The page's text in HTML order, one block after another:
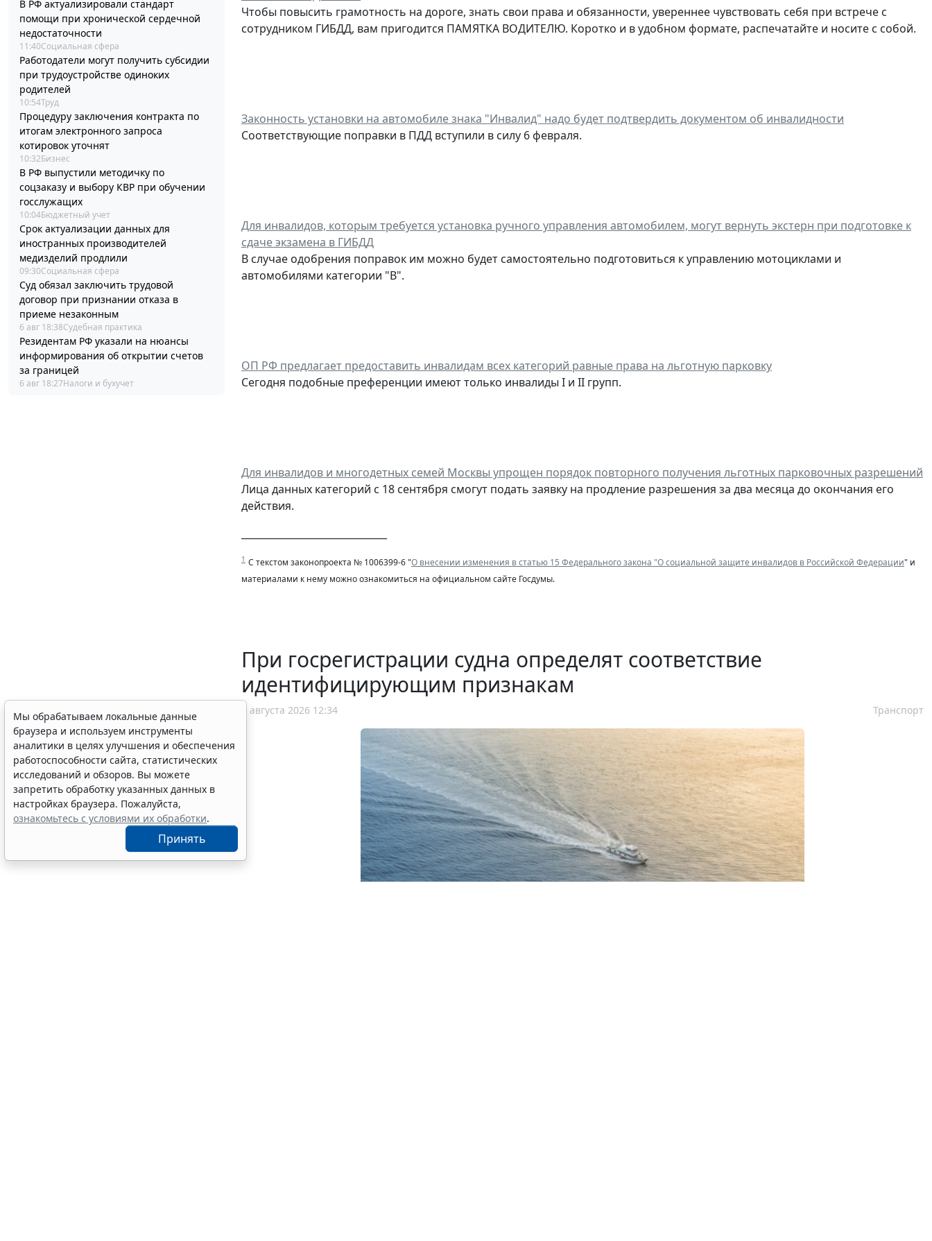
В РФ актуализировали стандарт
помощи при хронической сердечной
недостаточности
11:40Социальная сфера
Работодатели могут получить субсидии
при трудоустройстве одиноких
родителей
10:54Труд
Процедуру заключения контракта по
итогам электронного запроса
котировок уточнят
10:32Бизнес
В РФ выпустили методичку по
соцзаказу и выбору КВР при обучении
госслужащих
10:04Бюджетный учет
Срок актуализации данных для
иностранных производителей
медизделий продлили
09:30Социальная сфера
Суд обязал заключить трудовой
договор при признании отказа в
приеме незаконным
6 авг 18:38Судебная практика
Резидентам РФ указали на нюансы
информирования об открытии счетов
за границей
6 авг 18:27Налоги и бухучет
Чтобы повысить грамотность на дороге, знать свои права и обязанности, увереннее чувствовать себя при встрече с
сотрудником ГИБДД, вам пригодится ПАМЯТКА ВОДИТЕЛЮ. Коротко и в удобном формате, распечатайте и носите с собой.
Законность установки на автомобиле знака "Инвалид" надо будет подтвердить документом об инвалидности
Соответствующие поправки в ПДД вступили в силу 6 февраля.
Для инвалидов, которым требуется установка ручного управления автомобилем, могут вернуть экстерн при подготовке к
сдаче экзамена в ГИБДД
В случае одобрения поправок им можно будет самостоятельно подготовиться к управлению мотоциклами и
автомобилями категории "В".
ОП РФ предлагает предоставить инвалидам всех категорий равные права на льготную парковку
Сегодня подобные преференции имеют только инвалиды I и II групп.
Для инвалидов и многодетных семей Москвы упрощен порядок повторного получения льготных парковочных разрешений
Лица данных категорий с 18 сентября смогут подать заявку на продление разрешения за два месяца до окончания его
действия.
1 С текстом законопроекта № 1006399-6 "О внесении изменения в статью 15 Федерального закона "О социальной защите инвалидов в Российской Федерации" и
материалами к нему можно ознакомиться на официальном сайте Госдумы.
При госрегистрации судна определят соответствие
идентифицирующим признакам
7 августа 2026 12:34 Транспорт
Мы обрабатываем локальные данные
браузера и используем инструменты
аналитики в целях улучшения и обеспечения
работоспособности сайта, статистических
исследований и обзоров. Вы можете
запретить обработку указанных данных в
настройках браузера. Пожалуйста,
ознакомьтесь с условиями их обработки.
Принять